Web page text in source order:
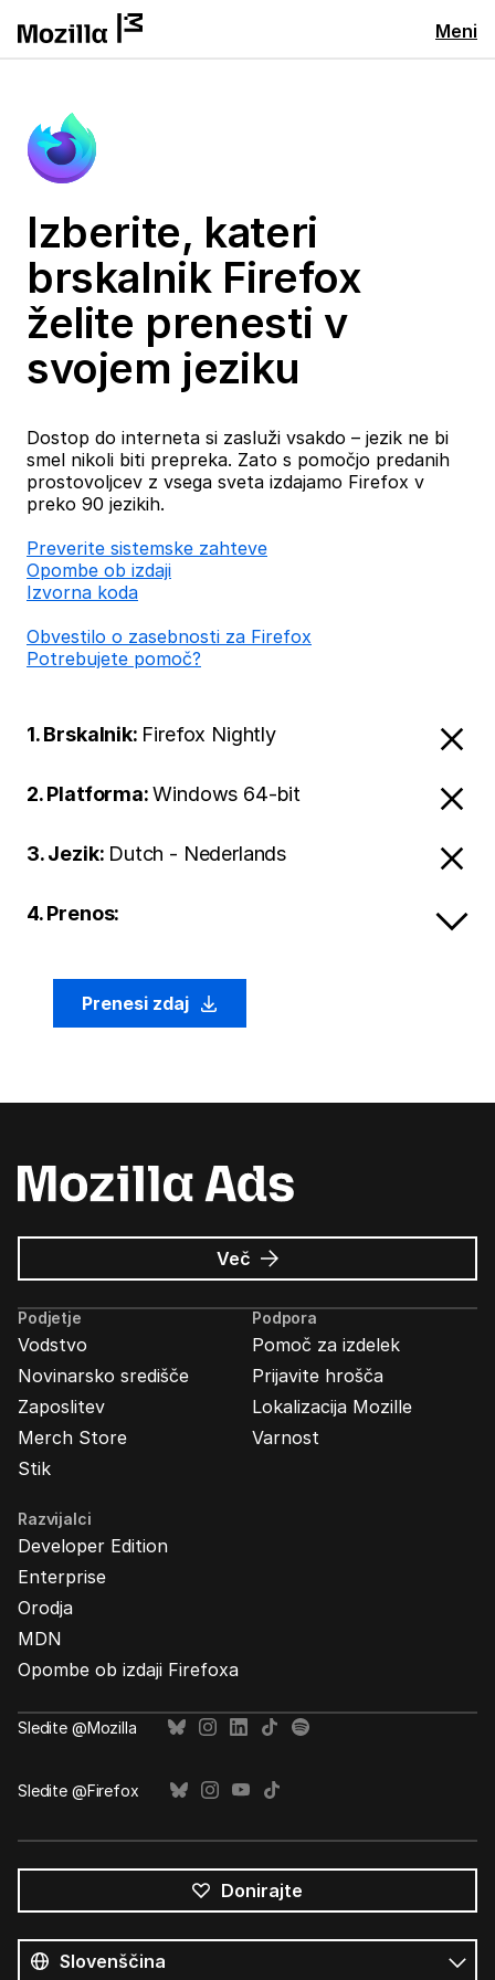
Meni
Izberite, kateri
brskalnik Firefox
želite prenesti v
svojem jeziku
Dostop do interneta si zasluži vsakdo – jezik ne bi
smel nikoli biti prepreka. Zato s pomočjo predanih
prostovoljcev z vsega sveta izdajamo Firefox v
preko 90 jezikih.
Preverite sistemske zahteve
Opombe ob izdaji
Izvorna koda
Obvestilo o zasebnosti za Firefox
Potrebujete pomoč?
1. Brskalnik: Firefox Nightly
2. Platforma:Windows 64-bit
3. Jezik: Dutch - Nederlands
4. Prenos:
Prenesi zdaj
Več o
Oglasi
Mozilla
Podjetje
Vodstvo
Novinarsko središče
Zaposlitev
Merch Store
Stik
Podpora
Pomoč za izdelek
Prijavite hrošča
Lokalizacija Mozille
Varnost
Razvijalci
Developer Edition
Enterprise
Orodja
MDN
Opombe ob izdaji Firefoxa
Sledite @Mozilla
Sledite @Firefox
Donirajte
jeziki
Jezik